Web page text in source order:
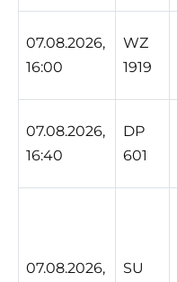
07.08.2026,
16:00
WZ
1919
07.08.2026,
16:40
DP
601
07.08.2026,
SU